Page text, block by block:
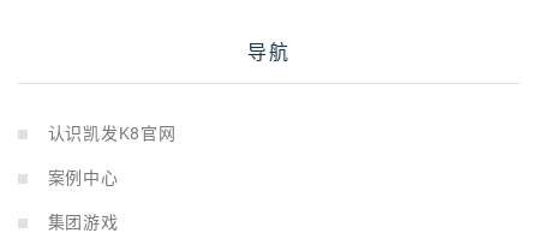
导航
认识凯发K8官网
案例中心
集团游戏